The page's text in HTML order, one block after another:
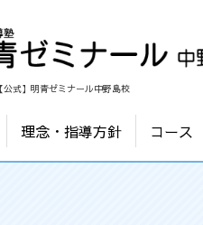
式】明青ゼミナール中野島校
理念・指導方針 コース